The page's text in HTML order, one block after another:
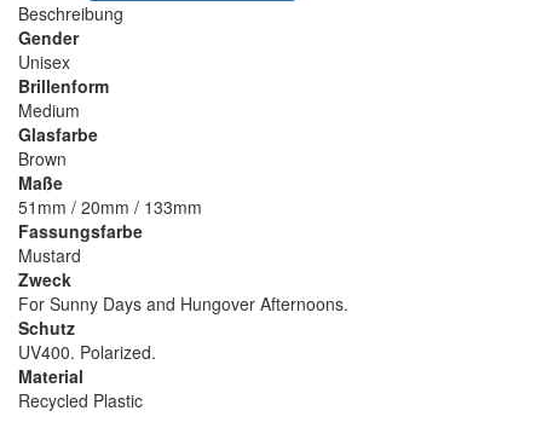
Beschreibung
Gender
Unisex
Brillenform
Medium
Glasfarbe
Brown
Maße
51mm / 20mm / 133mm
Fassungsfarbe
Mustard
Zweck
For Sunny Days and Hungover Afternoons.
Schutz
UV400. Polarized.
Material
Recycled Plastic